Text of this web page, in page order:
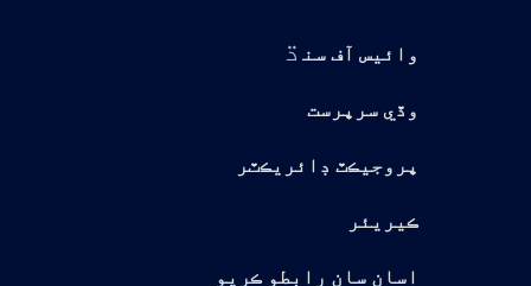
وائيس آف سن ڌ
وڏي سرپرست
پروجيڪٽ ڊائريڪٽر
ڪيريئر
اسان سان رابطو ڪريو